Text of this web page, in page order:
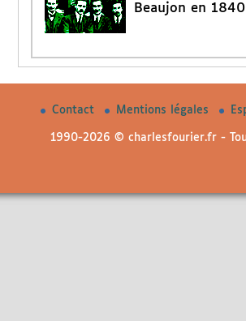
Beaujon en
Contact Mentions légales
1990-2026 © charlesfourier.fr -